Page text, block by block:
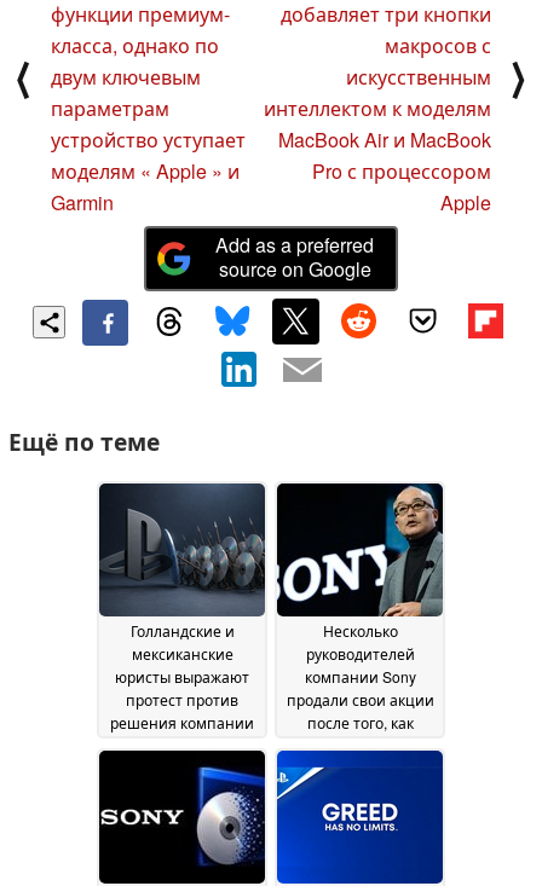
⟨
функции премиум-
класса, однако по
двум ключевым
параметрам
устройство уступает
моделям « Apple » и
Garmin
добавляет три кнопки
макросов с
искусственным
интеллектом к моделям
MacBook Air и MacBook
Pro с процессором
Apple
⟩
Add as a preferred
source on Google
Ещё по теме
Голландские и
мексиканские
юристы выражают
протест против
решения компании
выпуск игр на
физических
носителях
14 July 2026
Несколько
руководителей
компании Sony
продали свои акции
после того, как
о планах прекратить
выпуск новых игр на
физических
носителях